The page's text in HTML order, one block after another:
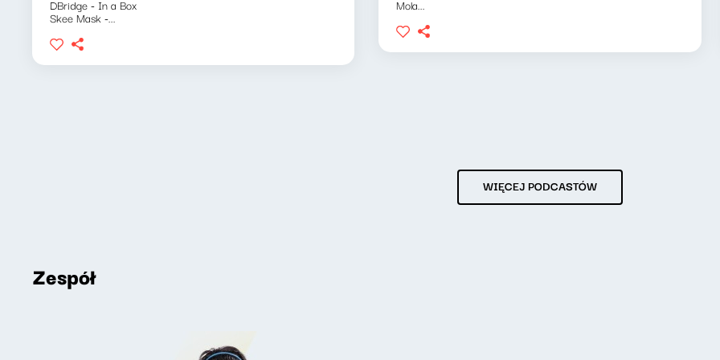
DBridge - In a Box
Skee Mask -...
Mola...
WIĘCEJ PODCASTÓW
Zespół